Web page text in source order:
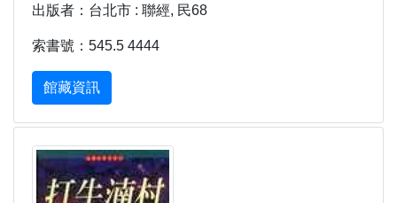
出版者：台北市 : 聯經, 民68
索書號：545.5 4444
館藏資訊